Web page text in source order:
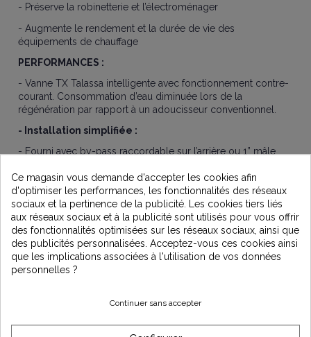
- Préserve la robinetterie et l’électroménager
- Augmente le rendement et la durée de vie des
équipements de chauffage
PERFORMANCES :
- Vanne TX Talassa intelligente avec fonctionnement contre-
courant. Consommation d’eau diminuée lors de la
régénération par rapport à un adoucisseur conventionnel.
- Installation simplifiée :
- Fourni avec by-pass raccordable sur l’arrière ou 1” mâle
- Bac à sel amovible qui épouse la forme de la bouteille
- L'installation doit être effectuée par un professionnel
CARACTERISTIQUES :
- Adoucisseur mono-bloc
- Type de régénération : volumétrique
- Heure de régénération (programmable) : 2h du matin
- Débit de service (m
/h) à 1 bar de perte de charge : 2 m
Ce magasin vous demande d'accepter les cookies afin
d'optimiser les performances, les fonctionnalités des réseaux
sociaux et la pertinence de la publicité. Les cookies tiers liés
aux réseaux sociaux et à la publicité sont utilisés pour vous offrir
des fonctionnalités optimisées sur les réseaux sociaux, ainsi que
des publicités personnalisées. Acceptez-vous ces cookies ainsi
que les implications associées à l'utilisation de vos données
personnelles ?
Continuer sans accepter